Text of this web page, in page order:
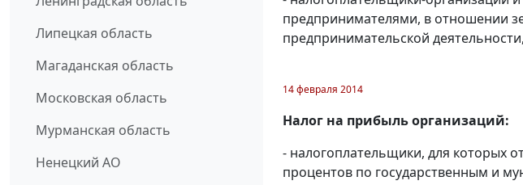
Липецкая область
Магаданская область
Московская область
Мурманская область
Ненецкий АО
предпринимателями, в отношении
предпринимательской деятельности,
14 февраля 2014
Налог на прибыль организаций:
- налогоплательщики, для которых
процентов по государственным и